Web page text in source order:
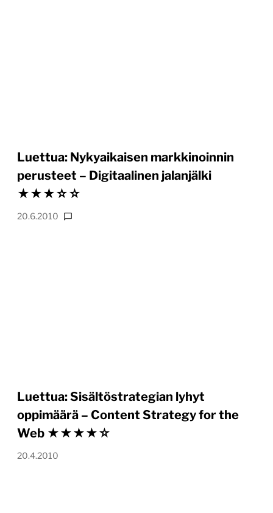
Luettua: Nykyaikaisen markkinoinnin
perusteet – Digitaalinen jalanjälki
★★★☆☆
20.6.2010
Luettua: Sisältöstrategian lyhyt
oppimäärä – Content Strategy for the
Web ★★★★☆
20.4.2010